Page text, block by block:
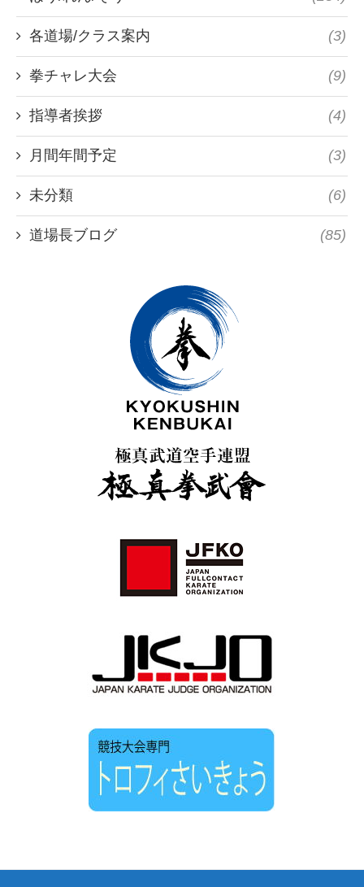
各道場/クラス案内 (3)
拳チャレ大会 (9)
指導者挨拶 (4)
月間年間予定 (3)
未分類 (6)
道場長ブログ (85)